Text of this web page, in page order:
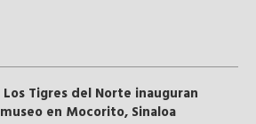
Los Tigres del Norte inauguran
museo en Mocorito, Sinaloa